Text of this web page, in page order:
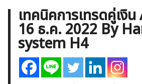
ค้นหา
สำหรับ:
ข่าวฟอเร็กซ์และสกุลเงิน คริปโตเคอร์เร
บทวิเคราะห์
เศรษฐกิจทั่วไป ดัชนี-หุ้น
สินค้าโภคภัณฑ์
โบรกเกอร์ FX
กองทุน Forex
ฟรี EA
เทคนิคการเทรดคู่เงิ
16 ธ.ค. 2022 By
system H4